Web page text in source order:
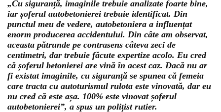
„Cu siguranță, imaginile trebuie analizate foarte bine,
iar șoferul autobetonierei trebuie identificat. Din
punctul meu de vedere, autobetoniera a influențat
enorm producerea accidentului. Din câte am observat,
aceasta pătrunde pe contrasens câteva zeci de
centimetri, dar trebuie făcute expertize acolo. Eu cred
că șoferul betonierei are vină în acest caz. Dacă nu ar
fi existat imaginile, cu siguranță se spunea că femeia
care tracta cu autoturismul rulota este vinovată, dar eu
nu cred că este așa. 100% este vinovat șoferul
autobetonierei”, a spus un polițist rutier.